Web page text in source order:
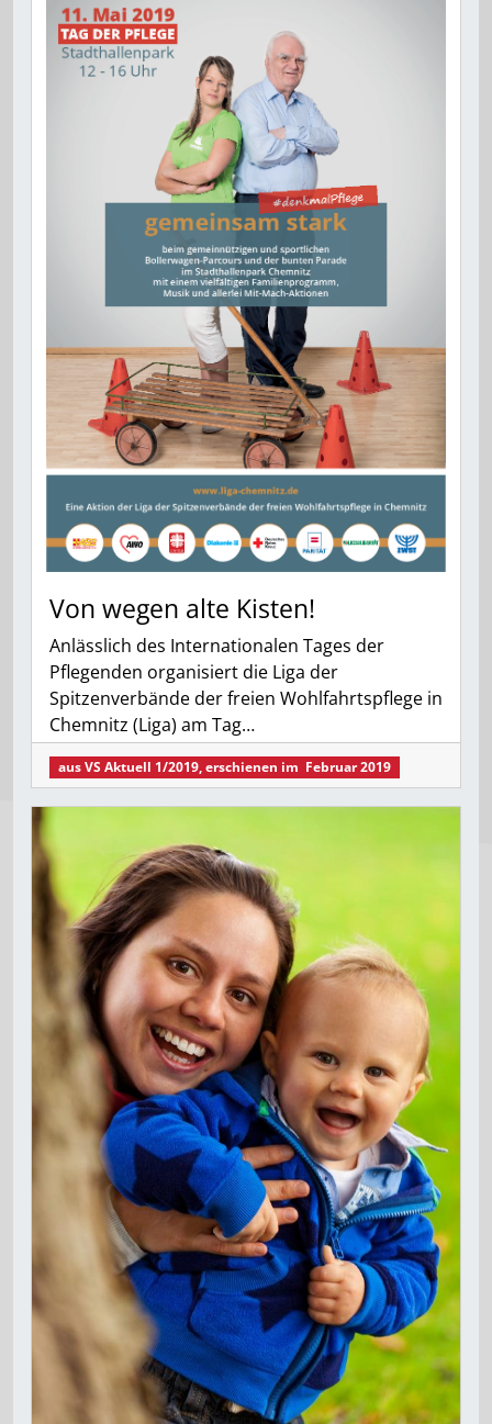
Von wegen alte Kisten!
Anlässlich des Internationalen Tages der
Pflegenden organisiert die Liga der
Spitzenverbände der freien Wohlfahrtspflege in
Chemnitz (Liga) am Tag…
ausVS Aktuell 1/2019, erschienen im Februar 2019